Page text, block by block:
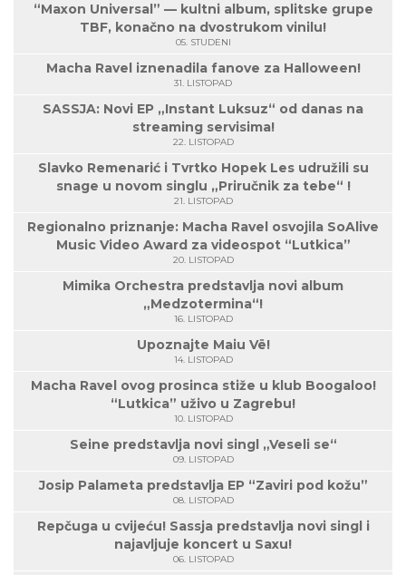
“Maxon Universal” — kultni album, splitske grupe
TBF, konačno na dvostrukom vinilu!
05. STUDENI
Macha Ravel iznenadila fanove za Halloween!
31. LISTOPAD
SASSJA: Novi EP „Instant Luksuz“ od danas na
streaming servisima!
22. LISTOPAD
Slavko Remenarić i Tvrtko Hopek Les udružili su
snage u novom singlu „Priručnik za tebe“ !
21. LISTOPAD
Regionalno priznanje: Macha Ravel osvojila SoAlive
Music Video Award za videospot “Lutkica”
20. LISTOPAD
Mimika Orchestra predstavlja novi album
„Medzotermina“!
16. LISTOPAD
Upoznajte Maiu Vë!
14. LISTOPAD
Macha Ravel ovog prosinca stiže u klub Boogaloo!
“Lutkica” uživo u Zagrebu!
10. LISTOPAD
Seine predstavlja novi singl „Veseli se“
09. LISTOPAD
Josip Palameta predstavlja EP “Zaviri pod kožu”
08. LISTOPAD
Repčuga u cvijeću! Sassja predstavlja novi singl i
najavljuje koncert u Saxu!
06. LISTOPAD